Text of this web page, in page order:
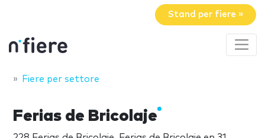
Stand per fiere »
Fiere per settore
Ferias de Bricolaje